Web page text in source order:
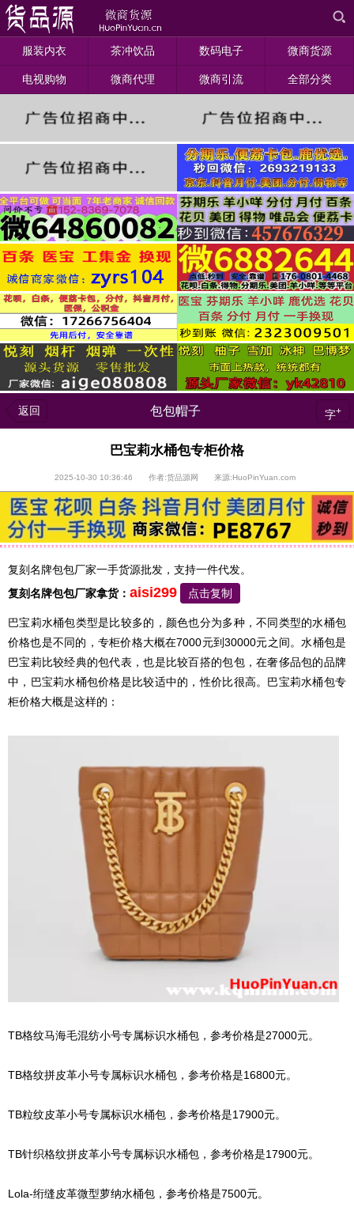
服装内衣 茶冲饮品 数码电子 微商货源
电视购物 微商代理 微商引流 全部分类
返回 包包帽子 字+
巴宝莉水桶包专柜价格
2025-10-30 10:36:46 作者:货品源网 来源:HuoPinYuan.com
复刻名牌包包厂家一手货源批发，支持一件代发。
复刻名牌包包厂家拿货： aisi299 点击复制
巴宝莉水桶包类型是比较多的，颜色也分为多种，不同类型的水桶包
价格也是不同的，专柜价格大概在7000元到30000元之间。水桶包是
巴宝莉比较经典的包代表，也是比较百搭的包包，在奢侈品包的品牌
中，巴宝莉水桶包价格是比较适中的，性价比很高。巴宝莉水桶包专
柜价格大概是这样的：
TB格纹马海毛混纺小号专属标识水桶包，参考价格是27000元。
TB格纹拼皮革小号专属标识水桶包，参考价格是16800元。
TB粒纹皮革小号专属标识水桶包，参考价格是17900元。
TB针织格纹拼皮革小号专属标识水桶包，参考价格是17900元。
Lola-绗缝皮革微型萝纳水桶包，参考价格是7500元。